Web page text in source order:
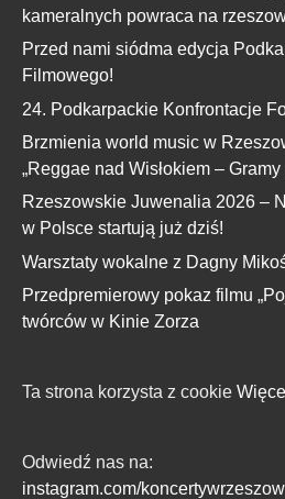
kameralnych powraca na
Przed nami siódma edycja
Filmowego!
24. Podkarpackie Konfrontacje
Brzmienia world music w
„Reggae nad Wisłokiem –
Rzeszowskie Juwenalia 2026 –
w Polsce startują już dziś!
Warsztaty wokalne z Dagny
Przedpremierowy pokaz filmu
twórców w Kinie Zorza
Ta strona korzysta z cookie
Odwiedź nas na:
instagram.com/